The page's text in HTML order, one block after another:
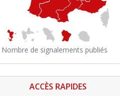
Nombre de signalements publiés
ACCÈS RAPIDES